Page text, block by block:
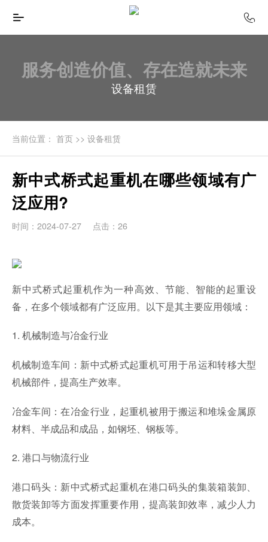
服务创造价值、存在造就未来
设备租赁
当前位置： 首页>> 设备租赁
新中式桥式起重机在哪些领域有广
泛应用?
时间：2024-07-27 点击：26
新中式桥式起重机作为一种高效、节能、智能的起重设
备，在多个领域都有广泛应用。以下是其主要应用领域：
1. 机械制造与冶金行业
机械制造车间：新中式桥式起重机可用于吊运和转移大型
机械部件，提高生产效率。
冶金车间：在冶金行业，起重机被用于搬运和堆垛金属原
材料、半成品和成品，如钢坯、钢板等。
2. 港口与物流行业
港口码头：新中式桥式起重机在港口码头的集装箱装卸、
散货装卸等方面发挥重要作用，提高装卸效率，减少人力
成本。